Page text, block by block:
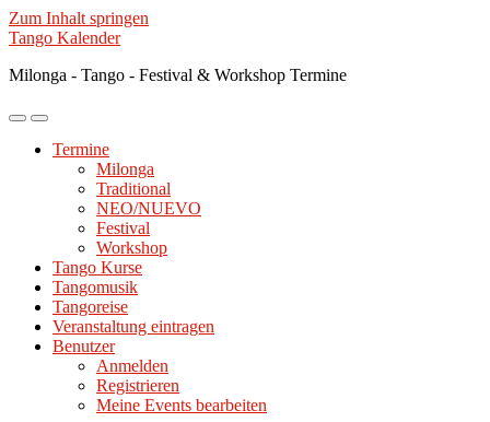
Zum Inhalt springen
Tango Kalender
Milonga - Tango - Festival & Workshop Termine
Mobile-
ein-/ausblenden
Suchfeld
ein-/ausblenden
Termine
Milonga
Traditional
NEO/NUEVO
Festival
Workshop
Tango Kurse
Tangomusik
Tangoreise
Veranstaltung eintragen
Benutzer
Anmelden
Registrieren
Meine Events bearbeiten